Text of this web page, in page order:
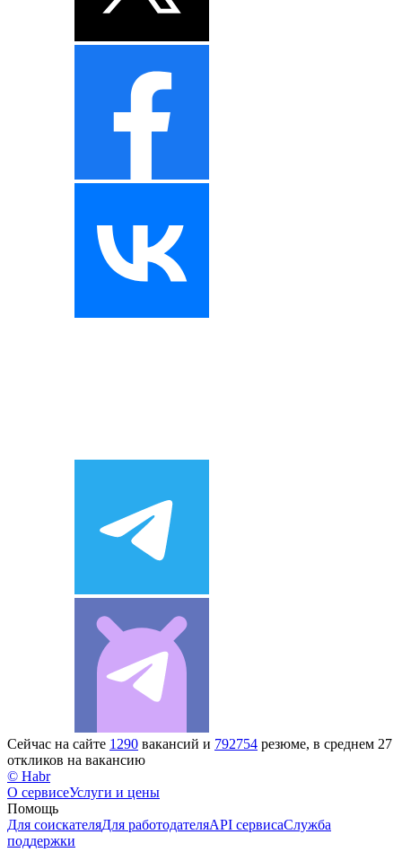
Сейчас на сайте 1290 вакансий и 792754 резюме, в среднем 27
откликов на вакансию
© Habr
О сервисеУслуги и цены
Помощь
Для соискателяДля работодателяAPI сервисаСлужба
поддержки